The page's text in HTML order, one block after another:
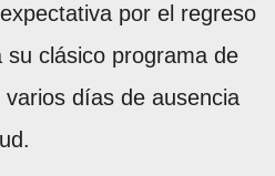
por el regreso
su clásico programa de
varios días de ausencia